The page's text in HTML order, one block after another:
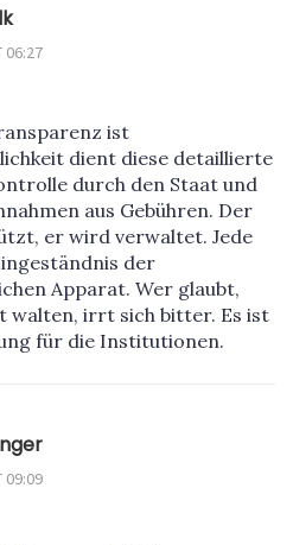
06:27
ist
dient diese detaillierte
durch den Staat und
aus Gebühren. Der
er wird verwaltet. Jede
der
Apparat. Wer glaubt,
walten, irrt sich bitter. Es ist
für die Institutionen.
09:09